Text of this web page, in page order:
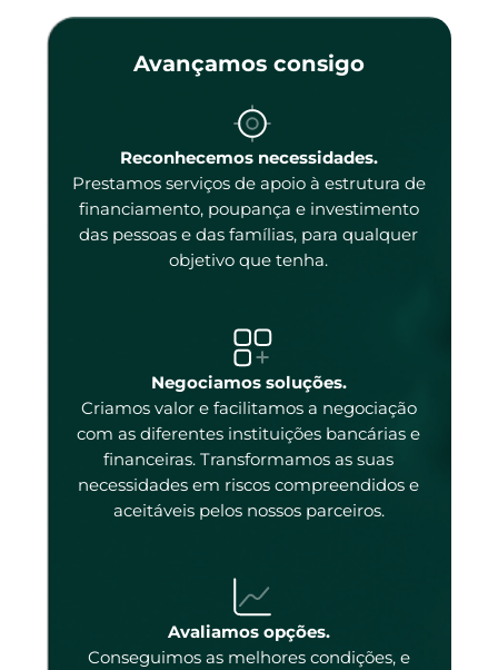
Avançamos consigo
Reconhecemos necessidades.
Prestamos serviços de apoio à estrutura de
financiamento, poupança e investimento
das pessoas e das famílias, para qualquer
objetivo que tenha.
Negociamos soluções.
Criamos valor e facilitamos a negociação
com as diferentes instituições bancárias e
financeiras. Transformamos as suas
necessidades em riscos compreendidos e
aceitáveis pelos nossos parceiros.
Avaliamos opções.
Conseguimos as melhores condições, e